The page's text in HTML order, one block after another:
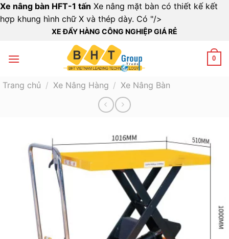
Xe nâng bàn HFT-1 tấn Xe nâng mặt bàn có thiết kế kết
hợp khung hình chữ X và thép dày. Có "/>
qua
XE ĐẨY HÀNG CÔNG NGHIỆP GIÁ RẺ
0
Trang chủ / Xe Nâng Hàng / Xe Nâng Bàn